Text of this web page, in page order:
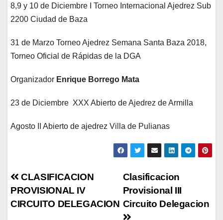
8,9 y 10 de Diciembre I Torneo Internacional Ajedrez Sub
2200 Ciudad de Baza
31 de Marzo Torneo Ajedrez Semana Santa Baza 2018,
Torneo Oficial de Rápidas de la DGA
Organizador Enrique Borrego Mata
23 de Diciembre XXX Abierto de Ajedrez de Armilla
Agosto II Abierto de ajedrez Villa de Pulianas
Navegación
de
Clasificacion
Provisional III
Circuito Delegacion
CLASIFICACION
PROVISIONAL IV
CIRCUITO DELEGACION